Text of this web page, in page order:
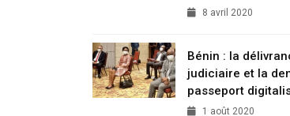
8 avril 2020
Bénin : la
judiciaire et la
passeport
1 août 2020